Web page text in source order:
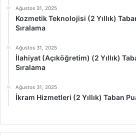
Ağustos 31, 2025
Kozmetik Teknolojisi (2 Yıllık)
Sıralama
Ağustos 31, 2025
İlahiyat (Açıköğretim) (2 Yıllık)
Sıralama
Ağustos 31, 2025
İkram Hizmetleri (2 Yıllık) Taban